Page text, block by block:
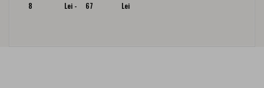
Lei - Lei